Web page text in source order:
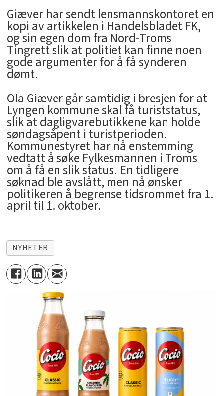
Giæver har sendt lensmannskontoret en
kopi av artikkelen i Handelsbladet FK,
og sin egen dom fra Nord-Troms
Tingrett slik at politiet kan finne noen
gode argumenter for å få synderen
dømt.
Ola Giæver går samtidig i bresjen for at
Lyngen kommune skal få turiststatus,
slik at dagligvarebutikkene kan holde
søndagsåpent i turistperioden.
Kommunestyret har nå enstemming
vedtatt å søke Fylkesmannen i Troms
om å få en slik status. En tidligere
søknad ble avslått, men nå ønsker
politikeren å begrense tidsrommet fra 1.
april til 1. oktober.
NYHETER